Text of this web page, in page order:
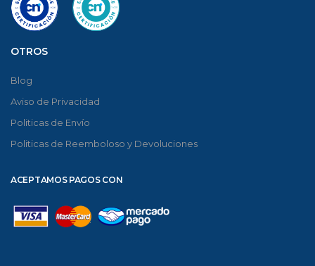
OTROS
Blog
Aviso de Privacidad
Politicas de Envío
Politicas de Reemboloso y Devoluciones
ACEPTAMOS PAGOS CON